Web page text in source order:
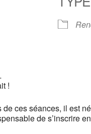
!
ces séances, il est
de s’inscrire